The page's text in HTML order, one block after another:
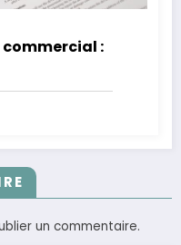
commercial :
un commentaire.